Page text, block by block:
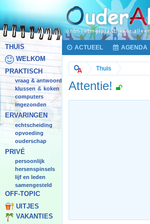
THUIS
WELKOM
PRAKTISCH
vraag & antwoord
klussen & koken
computers
ingezonden
ERVARINGEN
echtscheiding
opvoeding
ouderschap
PRIVÉ
persoonlijk
hersenspinsels
lijf en leden
samengesteld
OFF-TOPIC
UITJES
VAKANTIES
ACTUEEL AGENDA
Thuis
Attentie!